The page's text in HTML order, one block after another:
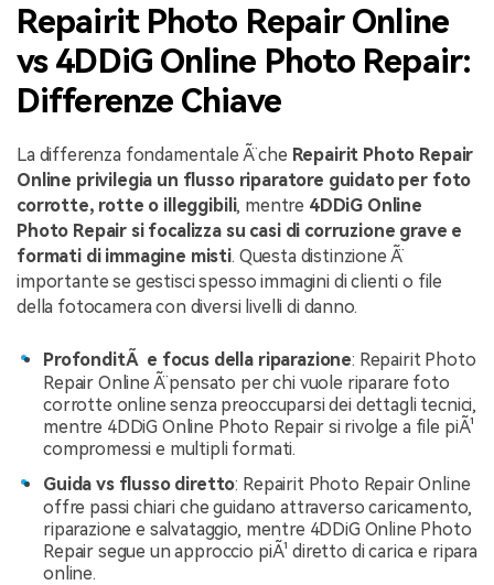
Repairit Photo Repair Online
vs 4DDiG Online Photo Repair:
Differenze Chiave
La differenza fondamentale Ã¨ che Repairit Photo Repair
Online privilegia un flusso riparatore guidato per foto
corrotte, rotte o illeggibili, mentre 4DDiG Online
Photo Repair si focalizza su casi di corruzione grave e
formati di immagine misti. Questa distinzione Ã¨
importante se gestisci spesso immagini di clienti o file
della fotocamera con diversi livelli di danno.
ProfonditÃ e focus della riparazione: Repairit Photo
Repair Online Ã¨ pensato per chi vuole riparare foto
corrotte online senza preoccuparsi dei dettagli tecnici,
mentre 4DDiG Online Photo Repair si rivolge a file piÃ¹
compromessi e multipli formati.
Guida vs flusso diretto: Repairit Photo Repair Online
offre passi chiari che guidano attraverso caricamento,
riparazione e salvataggio, mentre 4DDiG Online Photo
Repair segue un approccio piÃ¹ diretto di carica e ripara
online.